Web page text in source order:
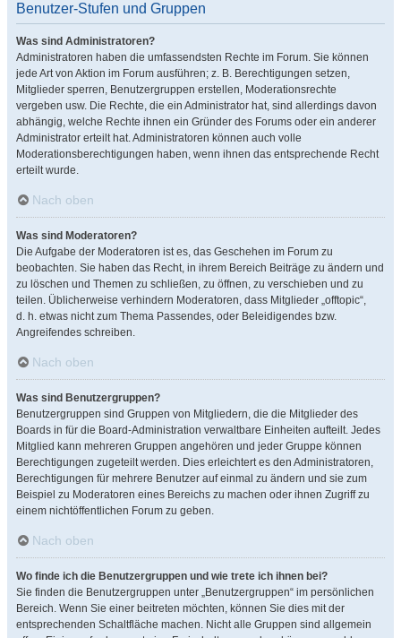
Benutzer-Stufen und Gruppen
Was sind Administratoren?
Administratoren haben die umfassendsten Rechte im Forum. Sie können
jede Art von Aktion im Forum ausführen; z. B. Berechtigungen setzen,
Mitglieder sperren, Benutzergruppen erstellen, Moderationsrechte
vergeben usw. Die Rechte, die ein Administrator hat, sind allerdings davon
abhängig, welche Rechte ihnen ein Gründer des Forums oder ein anderer
Administrator erteilt hat. Administratoren können auch volle
Moderationsberechtigungen haben, wenn ihnen das entsprechende Recht
erteilt wurde.
Nach oben
Was sind Moderatoren?
Die Aufgabe der Moderatoren ist es, das Geschehen im Forum zu
beobachten. Sie haben das Recht, in ihrem Bereich Beiträge zu ändern und
zu löschen und Themen zu schließen, zu öffnen, zu verschieben und zu
teilen. Üblicherweise verhindern Moderatoren, dass Mitglieder „offtopic“,
d. h. etwas nicht zum Thema Passendes, oder Beleidigendes bzw.
Angreifendes schreiben.
Nach oben
Was sind Benutzergruppen?
Benutzergruppen sind Gruppen von Mitgliedern, die die Mitglieder des
Boards in für die Board-Administration verwaltbare Einheiten aufteilt. Jedes
Mitglied kann mehreren Gruppen angehören und jeder Gruppe können
Berechtigungen zugeteilt werden. Dies erleichtert es den Administratoren,
Berechtigungen für mehrere Benutzer auf einmal zu ändern und sie zum
Beispiel zu Moderatoren eines Bereichs zu machen oder ihnen Zugriff zu
einem nichtöffentlichen Forum zu geben.
Nach oben
Wo finde ich die Benutzergruppen und wie trete ich ihnen bei?
Sie finden die Benutzergruppen unter „Benutzergruppen“ im persönlichen
Bereich. Wenn Sie einer beitreten möchten, können Sie dies mit der
entsprechenden Schaltfläche machen. Nicht alle Gruppen sind allgemein